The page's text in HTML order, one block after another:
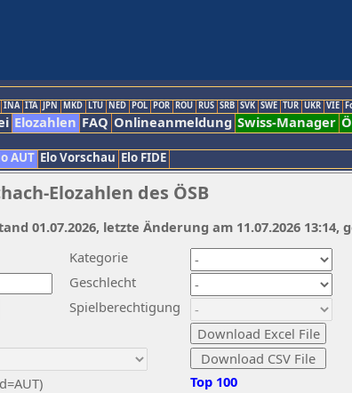
INA ITA JPN MKD LTU NED POL POR ROU RUS SRB SVK SWE TUR UKR VIE
Elozahlen FAQ Onlineanmeldung Swiss-Manager
AUT Elo Vorschau Elo FIDE
Elozahlen des ÖSB
Kategorie
Geschlecht
Spielberechtigung
Top 100
01.07.2026, letzte Änderung am 11.07.2026